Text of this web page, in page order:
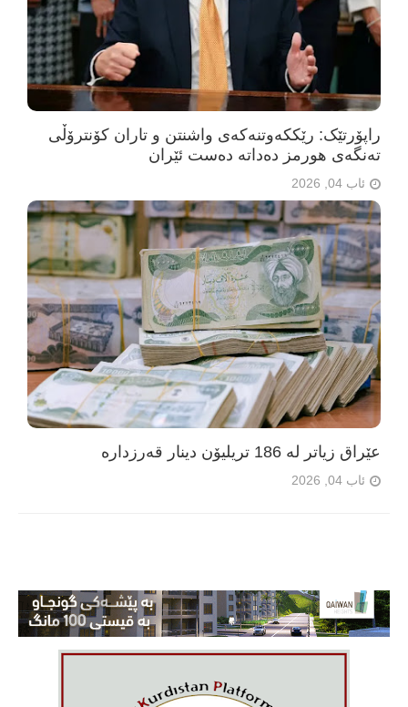
راپۆرتێک: رێککەوتنەکەی واشنتن و تاران کۆنترۆڵی
تەنگەی هورمز دەداتە دەست ئێران
ئاب 04, 2026
عێراق زیاتر لە 186 تریلیۆن دینار قەرزدارە
ئاب 04, 2026